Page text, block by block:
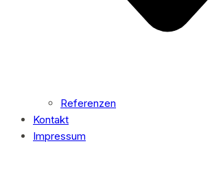
Referenzen
Kontakt
Impressum